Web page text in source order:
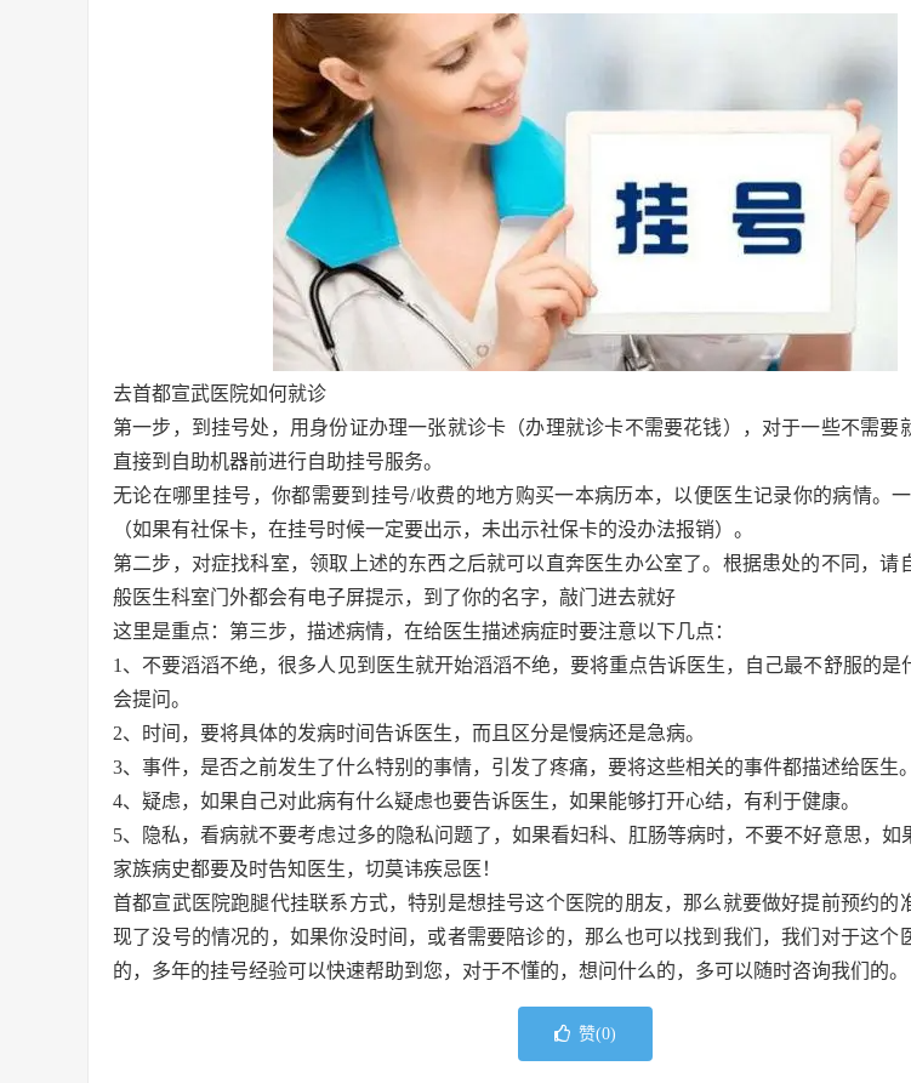
去首都宣武医院如何就诊
第一步，到挂号处，用身份证办理一张就诊卡（办理就诊卡不需要花钱），对于一些不需要
直接到自助机器前进行自助挂号服务。
无论在哪里挂号，你都需要到挂号/收费的地方购买一本病历本，以便医生记录你的病情。一
（如果有社保卡，在挂号时候一定要出示，未出示社保卡的没办法报销）。
第二步，对症找科室，领取上述的东西之后就可以直奔医生办公室了。根据患处的不同，请
般医生科室门外都会有电子屏提示，到了你的名字，敲门进去就好
这里是重点：第三步，描述病情，在给医生描述病症时要注意以下几点：
1、不要滔滔不绝，很多人见到医生就开始滔滔不绝，要将重点告诉医生，自己最不舒服的是
会提问。
2、时间，要将具体的发病时间告诉医生，而且区分是慢病还是急病。
3、事件，是否之前发生了什么特别的事情，引发了疼痛，要将这些相关的事件都描述给医生。
4、疑虑，如果自己对此病有什么疑虑也要告诉医生，如果能够打开心结，有利于健康。
5、隐私，看病就不要考虑过多的隐私问题了，如果看妇科、肛肠等病时，不要不好意思，如
家族病史都要及时告知医生，切莫讳疾忌医！
首都宣武医院跑腿代挂联系方式，特别是想挂号这个医院的朋友，那么就要做好提前预约的
现了没号的情况的，如果你没时间，或者需要陪诊的，那么也可以找到我们，我们对于这个
的，多年的挂号经验可以快速帮助到您，对于不懂的，想问什么的，多可以随时咨询我们的。
赞(0)